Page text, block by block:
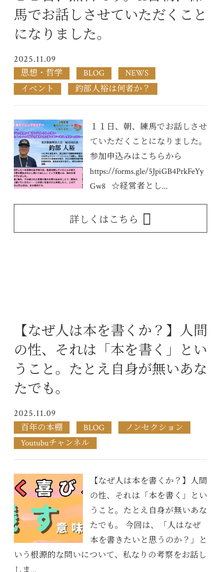
馬でお話しさせていただくこと
になりました。
2025.11.09
思想・哲学 BLOG
NEWS
イベント
釣部人裕は何者か？
１１日、朝、練馬でお話しさせ
ていただくことになりました。
参加申込みはこちらから
https://forms.gle/5JpiGB4PrkFeYy
Gw8 ☆経営者とし...
詳しくはこちら
【なぜ人は本を書くか？】人間
の性、それは「本を書く」とい
うこと。たとえ自身が無いあな
たでも。
2025.11.09
百年の本棚 BLOG
ノンセクション
Youtubuチャンネル
【なぜ人は本を書くか？】人間
の性、それは「本を書く」とい
うこと。たとえ自身が無いあな
たでも。 今回は、「人はなぜ
本を書きたいと思うのか？」と
いう根源的な問いについて、私なりの考察をお話し